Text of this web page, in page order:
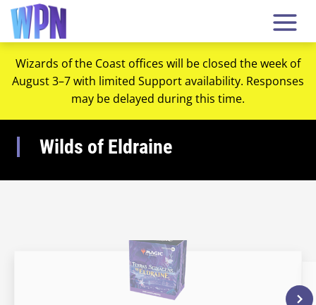
Wizards of the Coast offices will be closed the week of
August 3–7 with limited Support availability. Responses
may be delayed during this time.
Wilds of Eldraine